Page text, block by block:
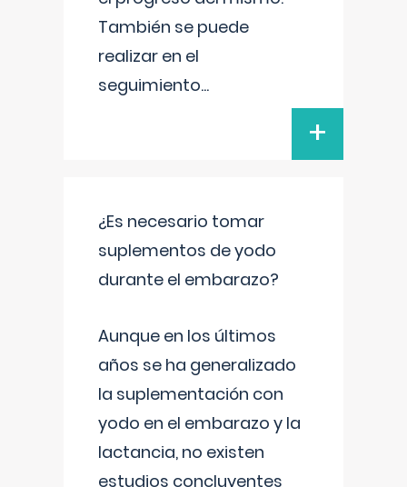
También se puede
realizar en el
seguimiento...
+
¿Es necesario tomar
suplementos de yodo
durante el embarazo?
Aunque en los últimos
años se ha generalizado
la suplementación con
yodo en el embarazo y la
lactancia, no existen
estudios concluyentes